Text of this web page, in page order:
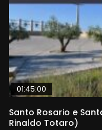
01:45:00
Santo Rosario e
Rinaldo Totaro)